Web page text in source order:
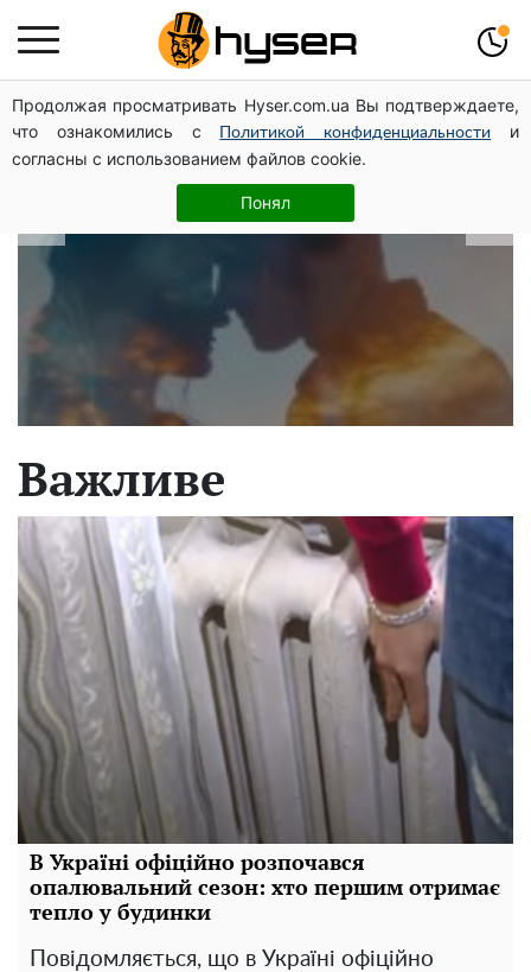
Продолжая просматривать Hyser.com.ua Вы подтверждаете,
что ознакомились с
Политикой конфиденциальности
и
согласны с использованием файлов cookie.
Понял
В які дати народжуються найвірніші
чоловіки: краще одразу перевірити,
щоб потім не страждати
Важливе
В Україні офіційно розпочався
опалювальний сезон: хто першим отримає
тепло у будинки
Повідомляється, що в Україні офіційно